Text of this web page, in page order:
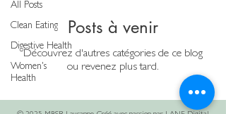
All Posts
Clean Eating
Digestive Health
Women's
Health
Posts à venir
Découvrez d'autres catégories de ce blog
ou revenez plus tard.